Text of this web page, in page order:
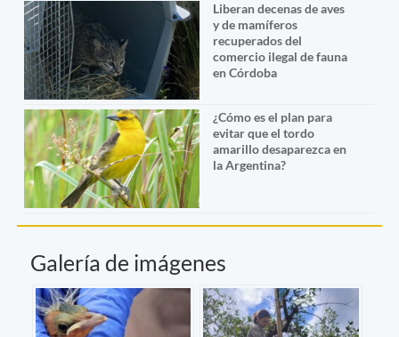
Liberan decenas de aves
y de mamíferos
recuperados del
comercio ilegal de fauna
en Córdoba
¿Cómo es el plan para
evitar que el tordo
amarillo desaparezca en
la Argentina?
Galería de imágenes